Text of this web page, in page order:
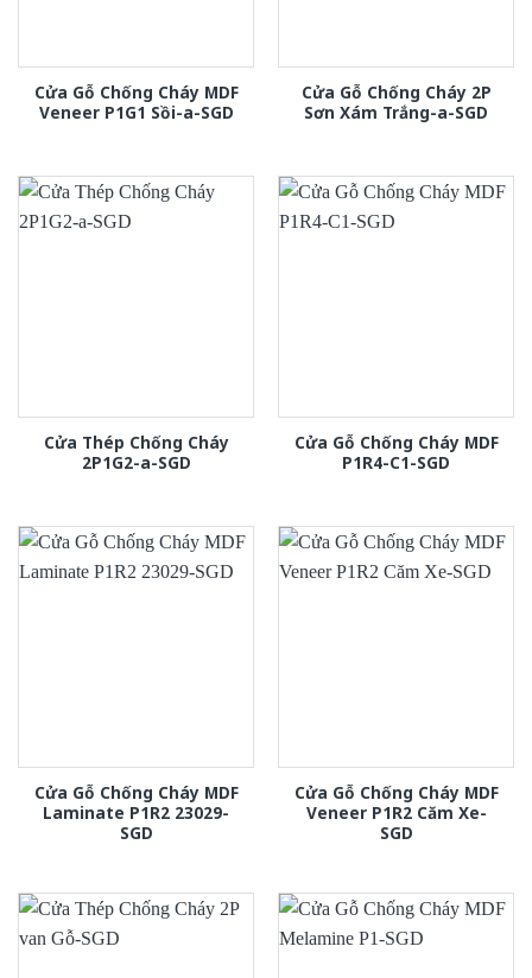
Cửa Gỗ Chống Cháy MDF
Veneer P1G1 Sồi-a-SGD
Cửa Gỗ Chống Cháy 2P
Sơn Xám Trắng-a-SGD
Cửa Thép Chống Cháy
2P1G2-a-SGD
Cửa Gỗ Chống Cháy MDF
P1R4-C1-SGD
Cửa Gỗ Chống Cháy MDF
Laminate P1R2 23029-
SGD
Cửa Gỗ Chống Cháy MDF
Veneer P1R2 Căm Xe-
SGD